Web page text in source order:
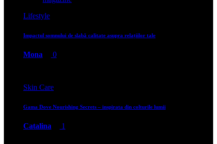
Lifestyle
Impactul somnului de slabă calitate asupra relațiilor tale
Mona 0
Skin Care
Gama Dove Nourishing Secrets – inspirata din colturile lumii
Catalina 1